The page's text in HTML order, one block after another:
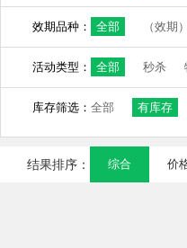
效期品种： 全部 （效期
活动类型： 全部 秒杀
库存筛选： 全部 有库存
结果排序： 综合 价